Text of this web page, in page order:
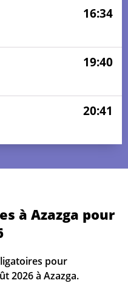
16:34
19:40
20:41
à Azazga pour
pour
2026 à Azazga.
16:37 19:46 20:49
16:36 19:44